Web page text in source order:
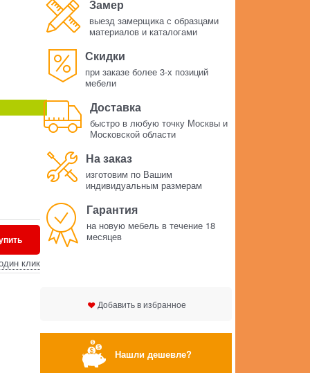
клик
Замер
выезд замерщика с образцами
материалов и каталогами
Скидки
при заказе более 3-х позиций
мебели
Доставка
быстро в любую точку Москвы и
Московской области
На заказ
изготовим по Вашим
индивидуальным размерам
Гарантия
на новую мебель в течение 18
месяцев
Добавить в избранное
Нашли дешевле?